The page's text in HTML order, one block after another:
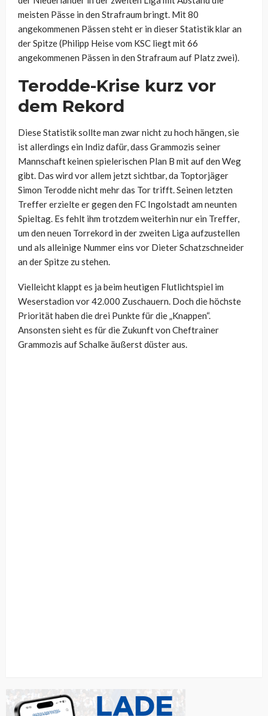
meisten Pässe in den Strafraum bringt. Mit 80
angekommenen Pässen steht er in dieser Statistik klar an
der Spitze (Philipp Heise vom KSC liegt mit 66
angekommenen Pässen in den Strafraum auf Platz zwei).
Terodde-Krise kurz vor
dem Rekord
Diese Statistik sollte man zwar nicht zu hoch hängen, sie
ist allerdings ein Indiz dafür, dass Grammozis seiner
Mannschaft keinen spielerischen Plan B mit auf den Weg
gibt. Das wird vor allem jetzt sichtbar, da Toptorjäger
Simon Terodde nicht mehr das Tor trifft. Seinen letzten
Treffer erzielte er gegen den FC Ingolstadt am neunten
Spieltag. Es fehlt ihm trotzdem weiterhin nur ein Treffer,
um den neuen Torrekord in der zweiten Liga aufzustellen
und als alleinige Nummer eins vor Dieter Schatzschneider
an der Spitze zu stehen.
Vielleicht klappt es ja beim heutigen Flutlichtspiel im
Weserstadion vor 42.000 Zuschauern. Doch die höchste
Priorität haben die drei Punkte für die „Knappen“.
Ansonsten sieht es für die Zukunft von Cheftrainer
Grammozis auf Schalke äußerst düster aus.